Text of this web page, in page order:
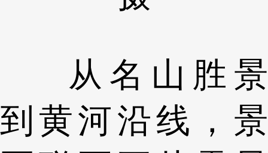
从名山胜景
到黄河沿线，景